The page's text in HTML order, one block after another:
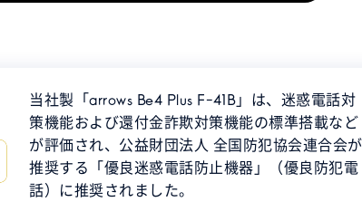
当社製「arrows Be4 Plus F-41B」は、迷惑電話対
策機能および還付金詐欺対策機能の標準搭載など
が評価され、公益財団法人 全国防犯協会連合会が
推奨する「優良迷惑電話防止機器」（優良防犯電
話）に推奨されました。